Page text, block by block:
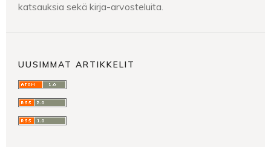
katsauksia sekä kirja-arvosteluita.
UUSIMMAT ARTIKKELIT